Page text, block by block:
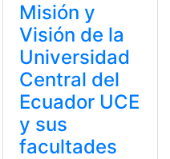
Misión y
Visión de la
Universidad
Central del
Ecuador UCE
y sus
facultades